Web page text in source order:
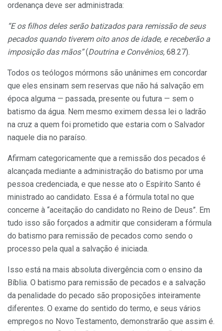
ordenança deve ser administrada:
“E os filhos deles serão batizados para remissão de seus
pecados quando tiverem oito anos de idade, e receberão a
imposição das mãos”(Doutrina e Convênios, 68.27).
Todos os teólogos mórmons são unânimes em concordar
que eles ensinam sem reservas que não há salvação em
época alguma — passada, presente ou futura — sem o
batismo da água. Nem mesmo eximem dessa lei o ladrão
na cruz a quem foi prometido que estaria com o Salvador
naquele dia no paraíso.
Afirmam categoricamente que a remissão dos pecados é
alcançada mediante a administração do batismo por uma
pessoa credenciada, e que nesse ato o Espírito Santo é
ministrado ao candidato. Essa é a fórmula total no que
concerne à “aceitação do candidato no Reino de Deus”. Em
tudo isso são forçados a admitir que consideram a fórmula
do batismo para remissão de pecados como sendo o
processo pela qual a salvação é iniciada.
Isso está na mais absoluta divergência com o ensino da
Bíblia. O batismo para remissão de pecados e a salvação
da penalidade do pecado são proposições inteiramente
diferentes. O exame do sentido do termo, e seus vários
empregos no Novo Testamento, demonstrarão que assim é.